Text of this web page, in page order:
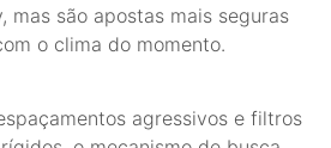
mas são apostas mais seguras
o clima do momento.
agressivos e filtros